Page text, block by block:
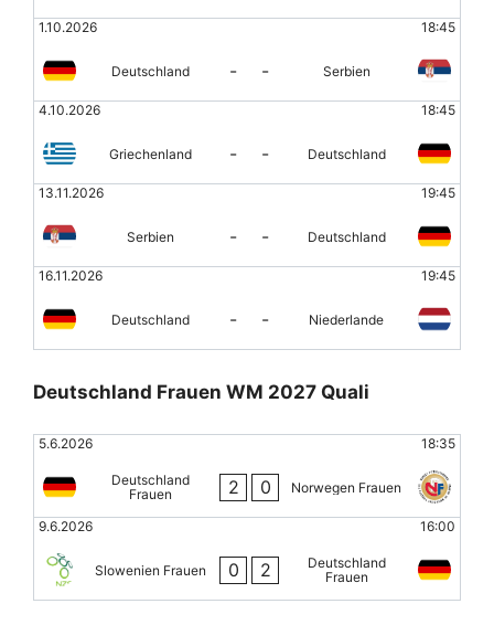
1.10.2026 18:45
Deutschland - - Serbien
4.10.2026 18:45
Griechenland - - Deutschland
13.11.2026 19:45
Serbien - - Deutschland
16.11.2026 19:45
Deutschland - - Niederlande
Deutschland Frauen WM 2027 Quali
5.6.2026 18:35
Deutschland
Frauen
2 0 Norwegen Frauen
9.6.2026 16:00
Slowenien Frauen 0 2
Deutschland
Frauen